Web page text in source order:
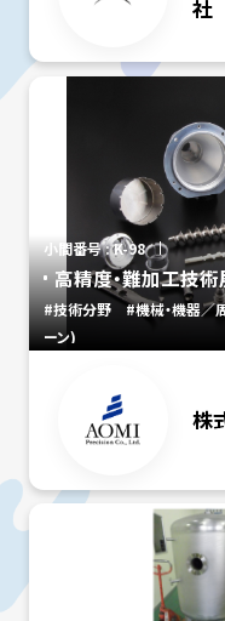
社
小間番号 : K-98
高精度・難加工技術
#技術分野 #機械・機器／
ーン)
株